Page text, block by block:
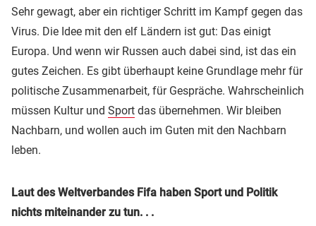
Sehr gewagt, aber ein richtiger Schritt im Kampf gegen das
Virus. Die Idee mit den elf Ländern ist gut: Das einigt
Europa. Und wenn wir Russen auch dabei sind, ist das ein
gutes Zeichen. Es gibt überhaupt keine Grundlage mehr für
politische Zusammenarbeit, für Gespräche. Wahrscheinlich
müssen Kultur und Sport das übernehmen. Wir bleiben
Nachbarn, und wollen auch im Guten mit den Nachbarn
leben.
Laut des Weltverbandes Fifa haben Sport und Politik
nichts miteinander zu tun. . .